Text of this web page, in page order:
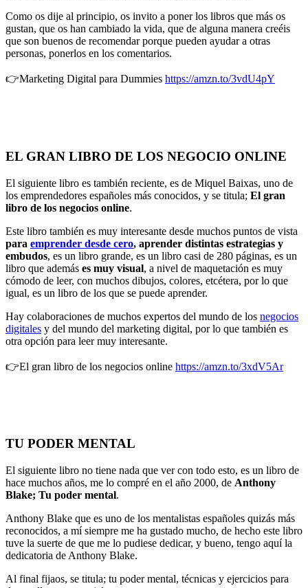
Como os dije al principio, os invito a poner los libros que más os
gustan, que os han cambiado la vida, que de alguna manera creéis
que son buenos de recomendar porque pueden ayudar a otras
personas, ponerlos en los comentarios.
👉Marketing Digital para Dummies https://amzn.to/3vdU4pY
EL GRAN LIBRO DE LOS NEGOCIO ONLINE
El siguiente libro es también reciente, es de Miquel Baixas, uno de
los emprendedores españoles más conocidos, y se titula; El gran
libro de los negocios online.
Este libro también es muy interesante desde muchos puntos de vista
para emprender desde cero, aprender distintas estrategias y
embudos, es un libro grande, es un libro casi de 280 páginas, es un
libro que además es muy visual, a nivel de maquetación es muy
cómodo de leer, con muchos dibujos, colores, etcétera, por lo que
igual, es un libro de los que se puede aprender.
Hay colaboraciones de muchos expertos del mundo de los negocios
digitales y del mundo del marketing digital, por lo que también es
otra opción para leer muy interesante.
👉El gran libro de los negocios online https://amzn.to/3xdV5Ar
TU PODER MENTAL
El siguiente libro no tiene nada que ver con todo esto, es un libro de
hace muchos años, me lo compré en el año 2000, de Anthony
Blake; Tu poder mental.
Anthony Blake que es uno de los mentalistas españoles quizás más
reconocidos, a mí siempre me ha gustado mucho, de hecho este libro
tuve la suerte de que me lo pudiese dedicar, y bueno, tengo aquí la
dedicatoria de Anthony Blake.
Al final fijaos, se titula; tu poder mental, técnicas y ejercicios para